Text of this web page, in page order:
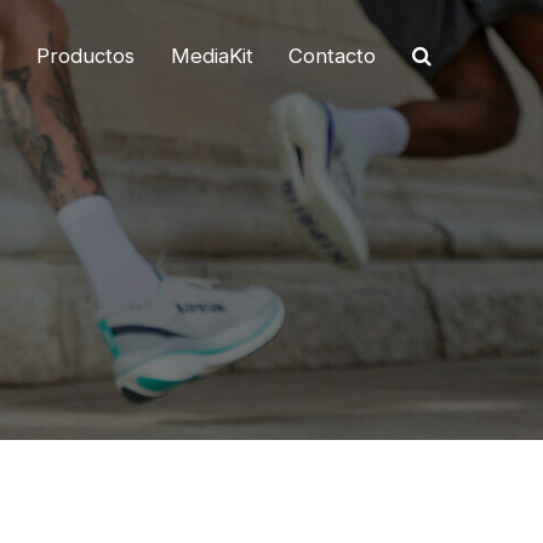
Productos MediaKit Contacto